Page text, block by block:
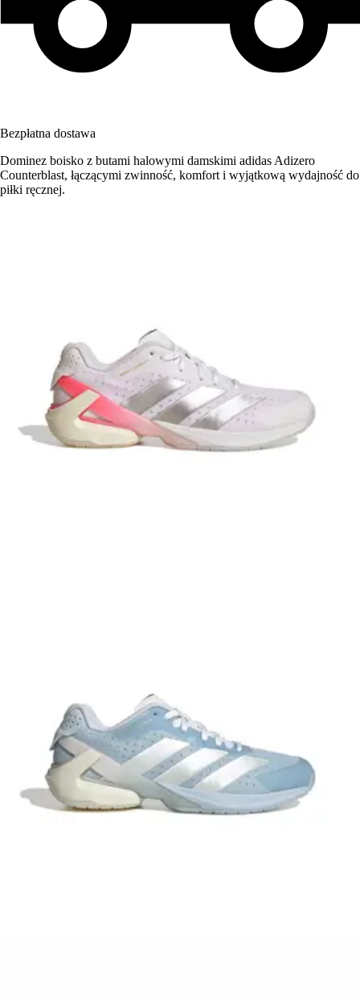
Bezpłatna dostawa
Dominez boisko z butami halowymi damskimi adidas Adizero
Counterblast, łączącymi zwinność, komfort i wyjątkową wydajność do
piłki ręcznej.